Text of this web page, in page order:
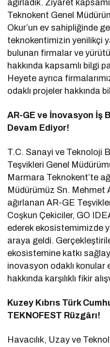
ağırladık. Ziyaret
Teknokent Genel
Okur’un ev sahipliğinde
teknokentimizin yenilikçi
bulunan firmalar ve
hakkında kapsamlı bilgi
Heyete ayrıca
odaklı projeler hakkında
AR-GE ve İnovasyon İş
Devam Ediyor!
T.C. Sanayi ve Teknoloji
Teşvikleri Genel
Marmara Teknokent’te
Müdürümüz Sn. Mehmet
ağırlanan AR-GE
Coşkun Çekiciler, GO
ederek ekosistemimizde
araya geldi.
ekosistemine katkı
inovasyon odaklı konular
hakkında karşılıklı fikir
Kuzey Kıbrıs Türk
TEKNOFEST Rüzgârı!
Havacılık, Uzay ve